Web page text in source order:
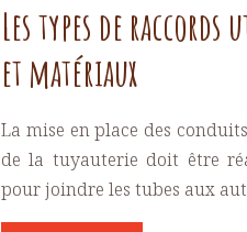
Les types de
et matériaux
La mise en place des
de la tuyauterie doit être
pour joindre les tubes aux